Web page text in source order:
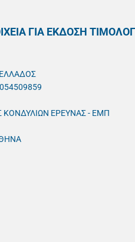
ΓΙΑ ΕΚΔΟΣΗ
ΚΟΝΔΥΛΙΩΝ ΕΡΕΥΝΑΣ - ΕΜΠ